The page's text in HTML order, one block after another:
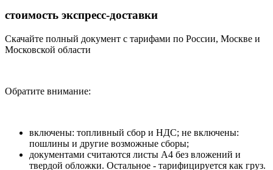
стоимость экспресс-доставки
Скачайте полный документ с тарифами по России, Москве и
Московской области
Обратите внимание:
включены: топливный сбор и НДС; не включены:
пошлины и другие возможные сборы;
документами считаются листы А4 без вложений и
твердой обложки. Остальное - тарифицируется как груз.